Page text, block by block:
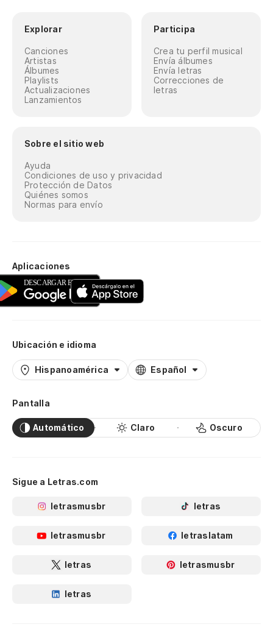
Explorar
Canciones
Artistas
Álbumes
Playlists
Actualizaciones
Lanzamientos
Participa
Crea tu perfil musical
Envía álbumes
Envía letras
Correcciones de
letras
Sobre el sitio web
Ayuda
Condiciones de uso y privacidad
Protección de Datos
Quiénes somos
Normas para envío
Aplicaciones
Ubicación e idioma
Hispanoamérica Español
Pantalla
Automático Claro Oscuro
Sigue a Letras.com
letrasmusbr letras
letrasmusbr letraslatam
letras letrasmusbr
letras